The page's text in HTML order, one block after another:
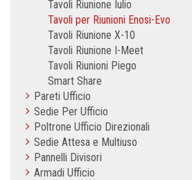
Tavoli Riunione Iulio
Tavoli per Riunioni Enosi-Evo
Tavoli Riunione X-10
Tavoli Riunione I-Meet
Tavoli Riunioni Piego
Smart Share
Pareti Ufficio
Sedie Per Ufficio
Poltrone Ufficio Direzionali
Sedie Attesa e Multiuso
Pannelli Divisori
Armadi Ufficio